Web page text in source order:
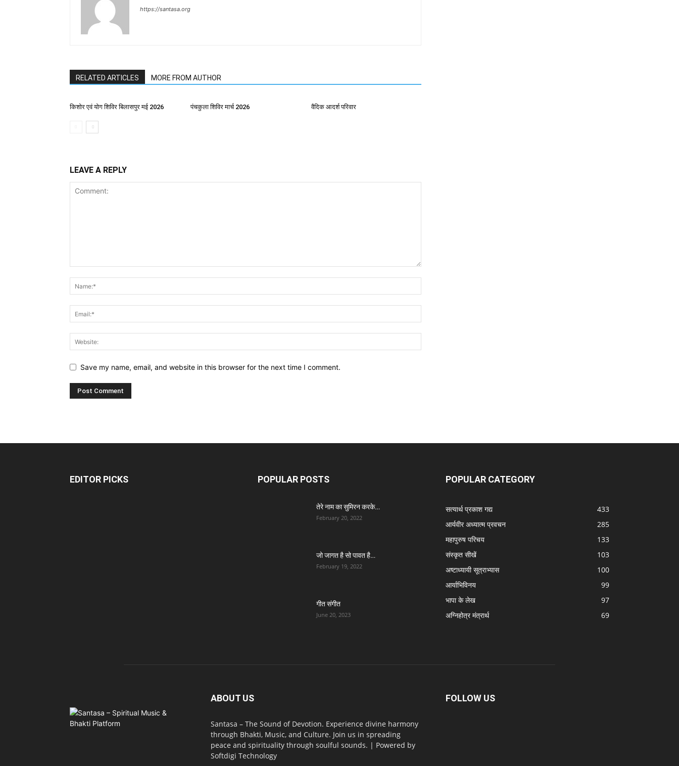
https://santasa.org
RELATED ARTICLES MORE FROM AUTHOR
किशोर एवं योग शिविर बिलासपुर मई 2026 पंचकुला शिविर मार्च 2026 वैदिक आदर्श परिवार
LEAVE A REPLY
Save my name, email, and website in this browser for the next time I comment.
EDITOR PICKS POPULAR POSTS
तेरे नाम का सुमिरन करके…
February 20, 2022
जो जागत है सो पावत है…
February 19, 2022
गीत संगीत
June 20, 2023
POPULAR CATEGORY
सत्यार्थ प्रकाश गद्य
433
आर्यवीर अध्यात्म प्रवचन
285
महापुरुष परिचय
133
संस्कृत सीखें
103
अष्टाध्यायी सूत्राभ्यास
100
आर्याभिविनय
99
भापा के लेख
97
अग्निहोत्र मंत्रार्थ
69
ABOUT US
Santasa – The Sound of Devotion. Experience divine harmony
through Bhakti, Music, and Culture. Join us in spreading
peace and spirituality through soulful sounds. | Powered by
Softdigi Technology
FOLLOW US